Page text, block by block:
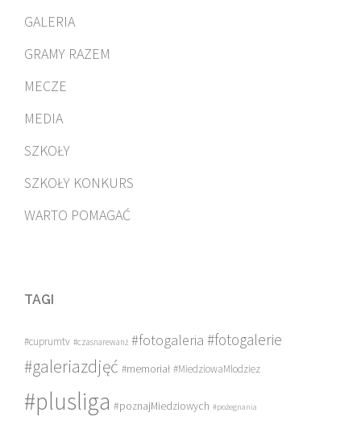
GALERIA
GRAMY RAZEM
MECZE
MEDIA
SZKOŁY
SZKOŁY KONKURS
WARTO POMAGAĆ
TAGI
#cuprumtv #czasnarewanż #fotogaleria #fotogalerie
#galeriazdjęć #memoriał #MiedziowaMlodziez
#plusliga #poznajMiedziowych #pożegnania